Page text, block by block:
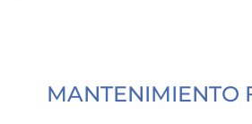
MANTENIMIENTO